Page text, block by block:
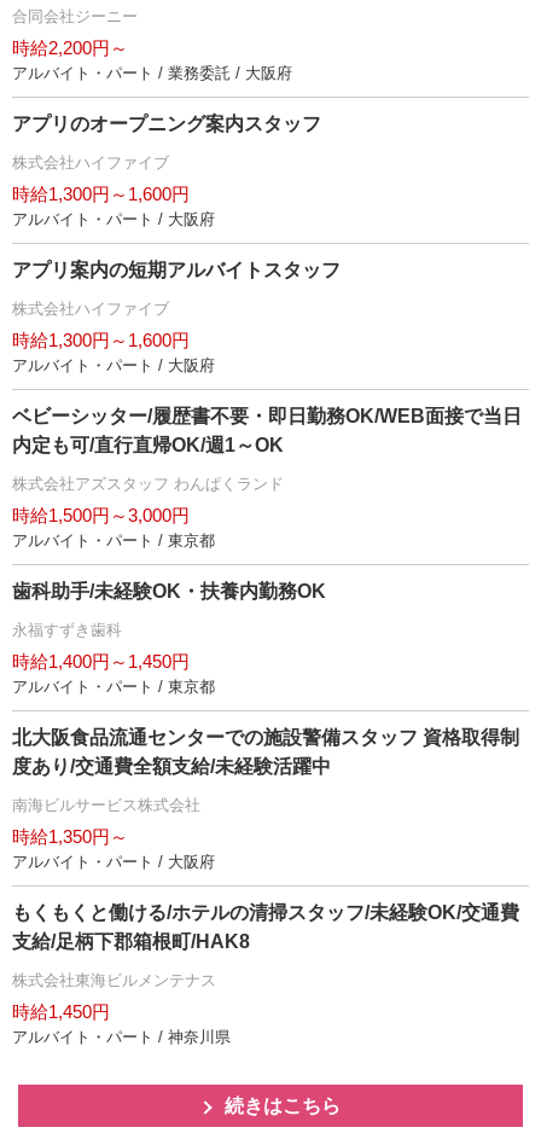
合同会社ジーニー
時給2,200円～
アルバイト・パート / 業務委託 / 大阪府
アプリのオープニング案内スタッフ
株式会社ハイファイブ
時給1,300円～1,600円
アルバイト・パート / 大阪府
アプリ案内の短期アルバイトスタッフ
株式会社ハイファイブ
時給1,300円～1,600円
アルバイト・パート / 大阪府
ベビーシッター/履歴書不要・即日勤務OK/WEB面接で当日
内定も可/直行直帰OK/週1～OK
株式会社アズスタッフ わんぱくランド
時給1,500円～3,000円
アルバイト・パート / 東京都
歯科助手/未経験OK・扶養内勤務OK
永福すずき歯科
時給1,400円～1,450円
アルバイト・パート / 東京都
北大阪食品流通センターでの施設警備スタッフ 資格取得制
度あり/交通費全額支給/未経験活躍中
南海ビルサービス株式会社
時給1,350円～
アルバイト・パート / 大阪府
もくもくと働ける/ホテルの清掃スタッフ/未経験OK/交通費
支給/足柄下郡箱根町/HAK8
株式会社東海ビルメンテナス
時給1,450円
アルバイト・パート / 神奈川県
続きはこちら